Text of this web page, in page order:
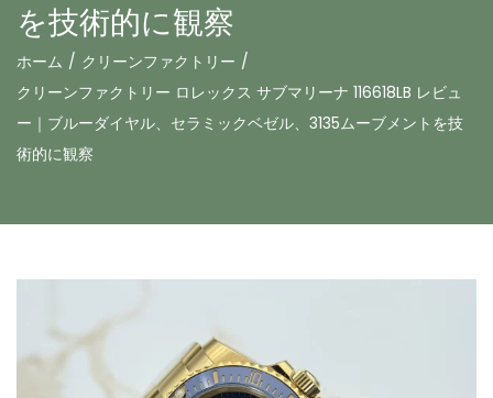
を技術的に観察
ホーム / クリーンファクトリー /
クリーンファクトリー ロレックス サブマリーナ 116618LB レビュ
ー｜ブルーダイヤル、セラミックベゼル、3135ムーブメントを技
術的に観察